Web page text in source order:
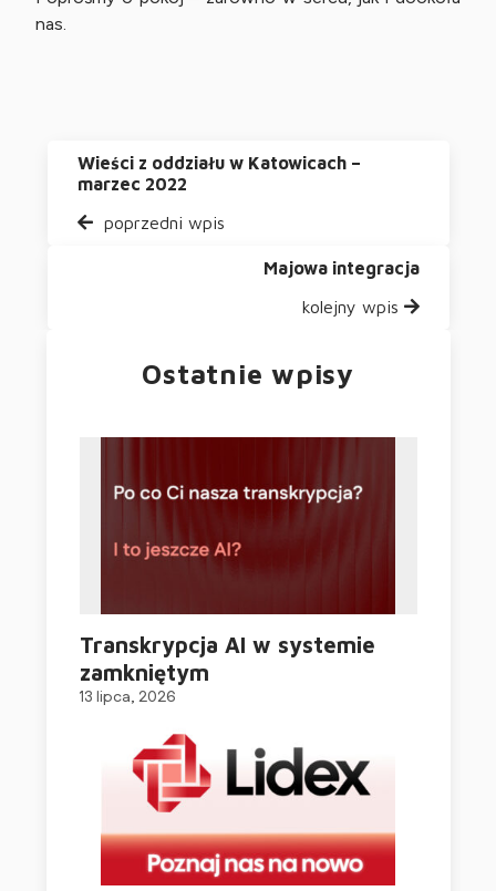
nas.
Wieści z oddziału w Katowicach –
marzec 2022
poprzedni wpis
Majowa integracja
kolejny wpis
Ostatnie wpisy
Transkrypcja AI w systemie
zamkniętym
13 lipca, 2026